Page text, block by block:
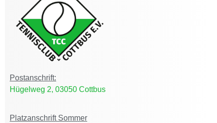
Postanschrift:
Hügelweg 2, 03050 Cottbus
Platzanschrift Sommer